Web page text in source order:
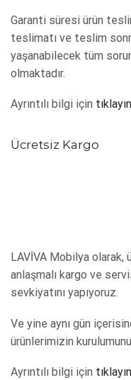
Garanti süresi ürün
teslimatı ve teslim
yaşanabilecek tüm
olmaktadır.
Ayrıntılı bilgi için
Ücretsiz Kargo
LAVİVA Mobilya
anlaşmalı kargo ve
sevkiyatını yapıyoruz.
Ve yine aynı gün
ürünlerimizin
Ayrıntılı bilgi için